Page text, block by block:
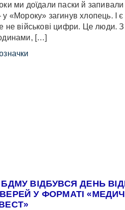
ми доїдали паски й
«Мороку» загинув хлопець. І є
не військові цифри. Це люди.
[…]
БДМУ ВІДБУВСЯ ДЕНЬ
У ФОРМАТІ